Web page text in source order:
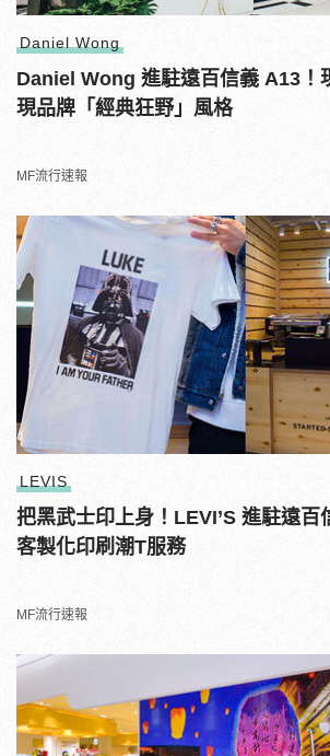
Daniel Wong
Daniel Wong 進駐遠百信義 A13！
現品牌「經典狂野」風格
MF流行速報
LEVIS
把黑武士印上身！LEVI’S 進駐遠百
客製化印刷潮T服務
MF流行速報